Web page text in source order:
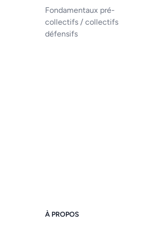
Fondamentaux pré-
collectifs / collectifs
défensifs
À PROPOS